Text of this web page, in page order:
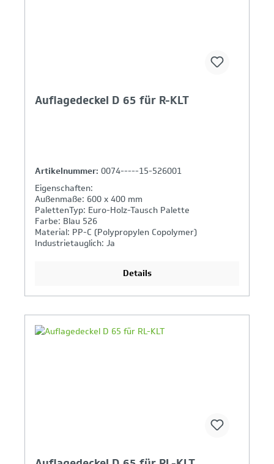
Auflagedeckel D 65 für R-KLT
Artikelnummer: 0074-----15-526001
Eigenschaften:
Außenmaße: 600 x 400 mm
PalettenTyp: Euro-Holz-Tausch Palette
Farbe: Blau 526
Material: PP-C (Polypropylen Copolymer)
Industrietauglich: Ja
Details
Ihr Produktvergleich ist voll